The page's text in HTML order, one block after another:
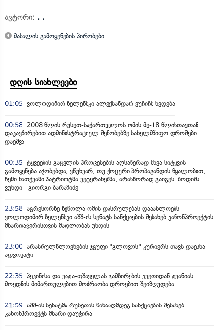
ავტორი: . .
მასალის გამოყენების პირობები
დღის სიახლეები
01:05 ვოლოდიმირ ზელენსკი ალექსანდარ ვუჩიჩს ხვდება
00:58
2008 წლის რუსეთ-საქართველოს ომის მე-18 წლისთავთან
დაკავშირებით ადმინისტრაციულ შენობებზე სახელმწიფო დროშები
დაეშვა
00:35 ტყვეების გაცვლის პროცესების აღსაწერად სხვა სიტყვის
გამოყენება აჯობებდა, ვწუხვარ, თუ ქოცური პროპაგანდის წყალობით,
ჩემი ნათქვამი პატრიოტმა ვეტერანებმა, არასწორად გაიგეს, ბოდიშს
ვუხდი - გიორგი ბარამიძე
23:58 აგრესორზე ზეწოლა ომის დასრულებას დააახლოებს -
ვოლოდიმირ ზელენსკი აშშ-ის სენატს სანქციების შესახებ კანონპროექტის
მხარდაჭერისთვის მადლობას უხდის
23:00 არასრულწლოვნების ჯგუფი "გლოვოს" კურიერს თავს დაესხა -
ადვოკატი
22:35 პეკინისა და ვაჟა-ფშაველას გამზირების კვეთიდან ჟვანიას
მოედნის მიმართულებით მოძრაობა დროებით შეიზღუდება
21:59 აშშ-ის სენატმა რუსეთის წინააღმდეგ სანქციების შესახებ
კანონპროექტს მხარი დაუჭირა